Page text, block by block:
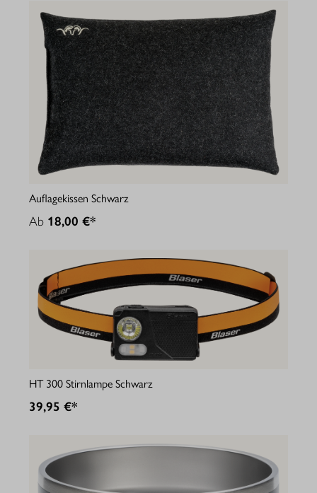
Auflagekissen Schwarz
Ab 18,00 €*
HT 300 Stirnlampe Schwarz
39,95 €*